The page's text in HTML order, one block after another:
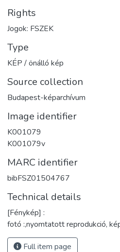
Rights
Jogok: FSZEK
Type
KÉP / önálló kép
Source collection
Budapest-képarchívum
Image identifier
K001079
K001079v
MARC identifier
bibFSZ01504767
Technical details
[Fénykép] :
fotó :,nyomtatott reprodukció,
Full item page